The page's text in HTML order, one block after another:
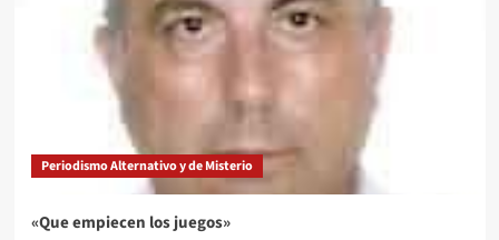
Periodismo Alternativo y de Misterio
«Que empiecen los juegos»